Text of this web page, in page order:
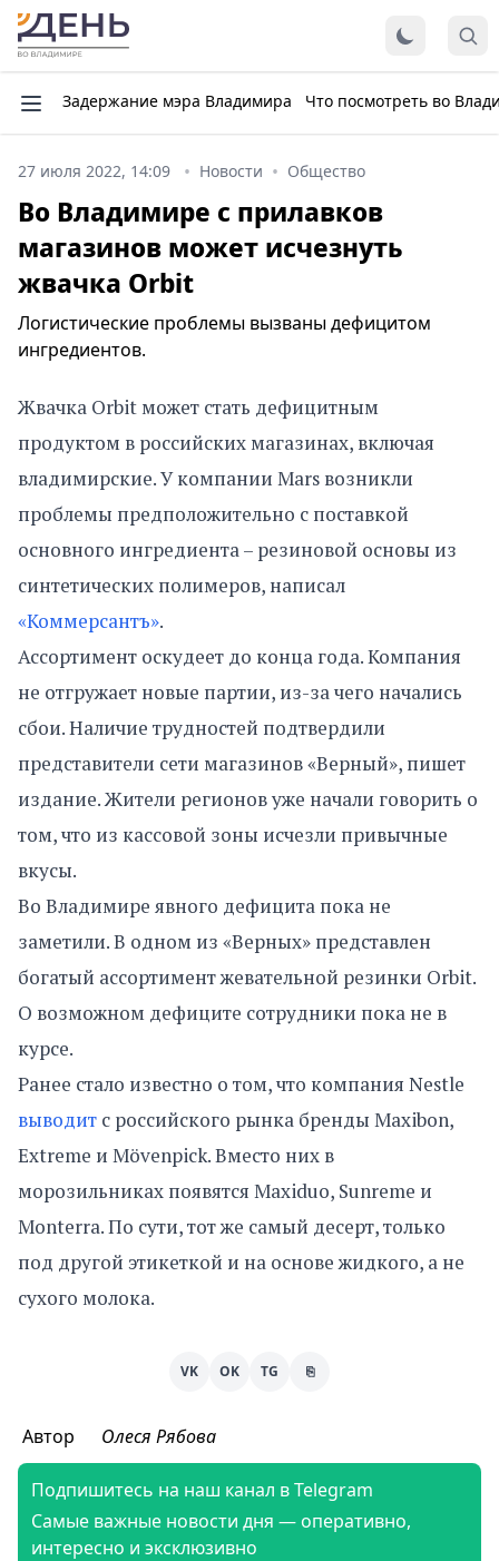
Задержание мэра Владимира Что посмотреть во
27 июля 2022, 14:09 Новости Общество
Во Владимире с прилавков
магазинов может исчезнуть
жвачка Orbit
Логистические проблемы вызваны дефицитом
ингредиентов.
Жвачка Orbit может стать дефицитным
продуктом в российских магазинах, включая
владимирские. У компании Mars возникли
проблемы предположительно с поставкой
основного ингредиента – резиновой основы из
синтетических полимеров, написал
«Коммерсантъ».
Ассортимент оскудеет до конца года. Компания
не отгружает новые партии, из-за чего начались
сбои. Наличие трудностей подтвердили
представители сети магазинов «Верный», пишет
издание. Жители регионов уже начали говорить о
том, что из кассовой зоны исчезли привычные
вкусы.
Во Владимире явного дефицита пока не
заметили. В одном из «Верных» представлен
богатый ассортимент жевательной резинки Orbit.
О возможном дефиците сотрудники пока не в
курсе.
Ранее стало известно о том, что компания Nestle
выводит с российского рынка бренды Maxibon,
Extreme и Mövenpick. Вместо них в
морозильниках появятся Maxiduo, Sunreme и
Monterra. По сути, тот же самый десерт, только
под другой этикеткой и на основе жидкого, а не
сухого молока.
VK OK TG ⎘
Автор Олеся Рябова
Подпишитесь на наш канал в Telegram
Самые важные новости дня — оперативно,
интересно и эксклюзивно